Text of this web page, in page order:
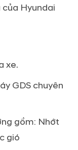
Hyundai
xe.
GDS chuyên
gồm: Nhớt
gió